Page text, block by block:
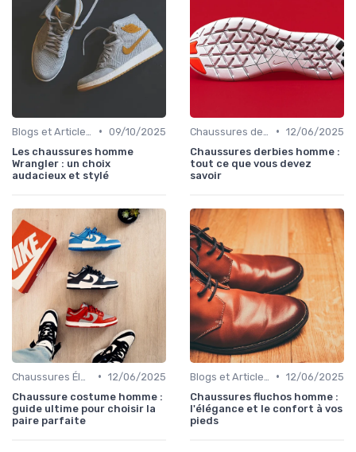
• 09/10/2025
Les chaussures homme
Wrangler : un choix
audacieux et stylé
• 12/06/2025
Chaussures derbies homme :
tout ce que vous devez
savoir
• 12/06/2025
Chaussure costume homme :
guide ultime pour choisir la
paire parfaite
• 12/06/2025
Chaussures fluchos homme :
l'élégance et le confort à vos
pieds